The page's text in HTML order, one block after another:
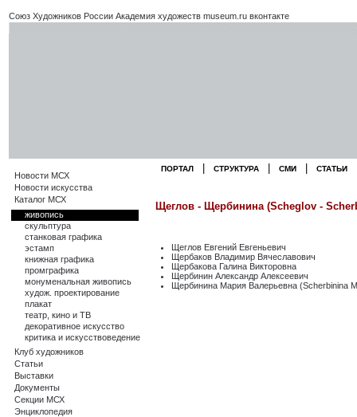
Союз Художников России Академия художеств museum.ru вконтакте
Новости МСХ
Новости искусства
Каталог МСХ
живопись
скульптура
станковая графика
эстамп
книжная графика
промграфика
монуменальная живопись
худож. проектирование
плакат
театр, кино и ТВ
декоративное искусство
критика и искусствоведение
Клуб художников
Статьи
Выставки
Документы
Секции МСХ
Энциклопедия
ПОРТАЛ СТРУКТУРА СМИ СТАТЬИ
Щеглов - Щербинина (Scheglov -
Щеглов Евгений Евгеньевич
Щербаков Владимир Вячеславович
Щербакова Галина Викторовна
Щербинин Александр Алексеевич
Щербинина Мария Валерьевна (Scherbinina